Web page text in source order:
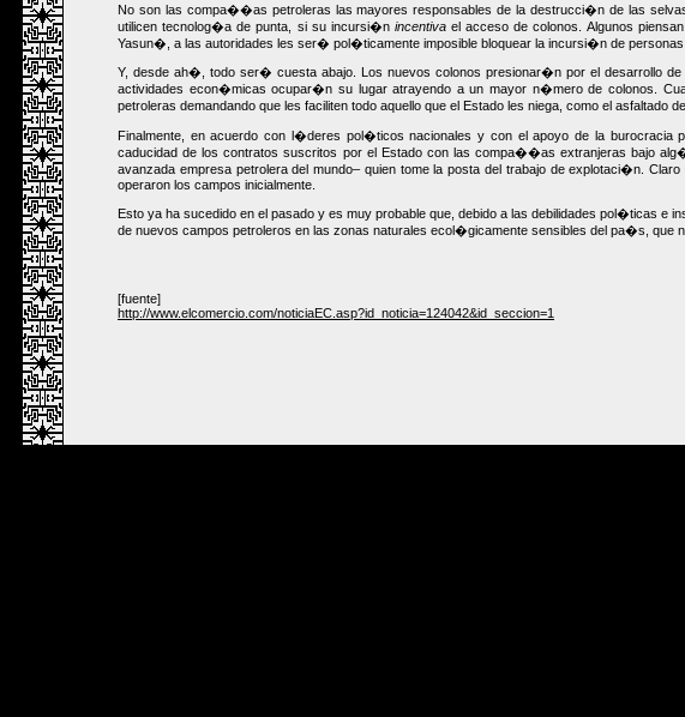
No son las compa��as petroleras las mayores responsables de la destrucci�n de las
utilicen tecnolog�a de punta, si su incursi�n incentivael acceso de colonos. Algunos
Yasun�, a las autoridades les ser� pol�ticamente imposible bloquear la incursi�n de
Y, desde ah�, todo ser� cuesta abajo. Los nuevos colonos presionar�n por el desarrollo
actividades econ�micas ocupar�n su lugar atrayendo a un mayor n�mero de colonos.
petroleras demandando que les faciliten todo aquello que el Estado les niega, como el
Finalmente, en acuerdo con l�deres pol�ticos nacionales y con el apoyo de la burocracia
caducidad de los contratos suscritos por el Estado con las compa��as extranjeras bajo
avanzada empresa petrolera del mundo– quien tome la posta del trabajo de explotaci�n.
operaron los campos inicialmente.
Esto ya ha sucedido en el pasado y es muy probable que, debido a las debilidades pol�ticas e
de nuevos campos petroleros en las zonas naturales ecol�gicamente sensibles del pa�s,
[fuente]
http://www.elcomercio.com/noticiaEC.asp?id_noticia=124042&id_seccion=1